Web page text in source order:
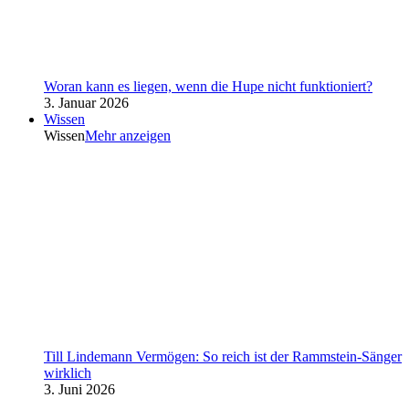
Woran kann es liegen, wenn die Hupe nicht funktioniert?
3. Januar 2026
Wissen
WissenMehr anzeigen
Till Lindemann Vermögen: So reich ist der Rammstein-Sänger
wirklich
3. Juni 2026